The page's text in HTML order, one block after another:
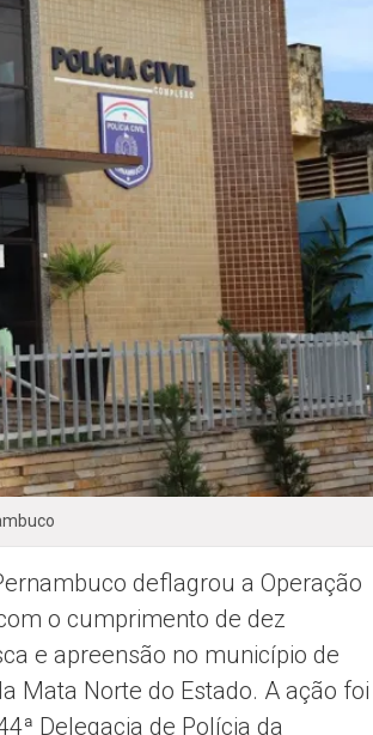
deflagrou a Operação
o cumprimento de dez
e apreensão no município de
Mata Norte do Estado. A ação foi
Delegacia de Polícia da